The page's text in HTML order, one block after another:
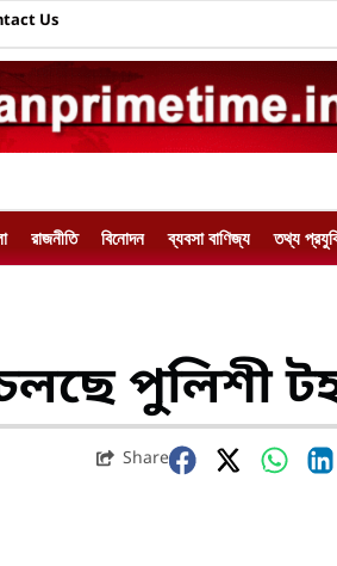
Us
রাজনীতি বিনোদন ব্যবসা বাণিজ্য তথ্য
পুলিশী
Share